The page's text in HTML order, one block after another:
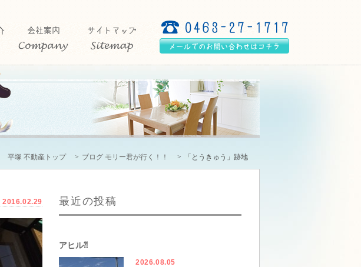
平塚 不動産トップ ブログ モリー君が行く！！ 「とうきゅう」跡地
2016.02.29 最近の投稿
アヒル⁈
2026.08.05